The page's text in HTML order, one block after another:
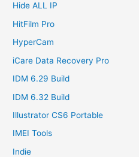
Hide ALL IP
HitFilm Pro
HyperCam
iCare Data Recovery Pro
IDM 6.29 Build
IDM 6.32 Build
Illustrator CS6 Portable
IMEI Tools
Indie